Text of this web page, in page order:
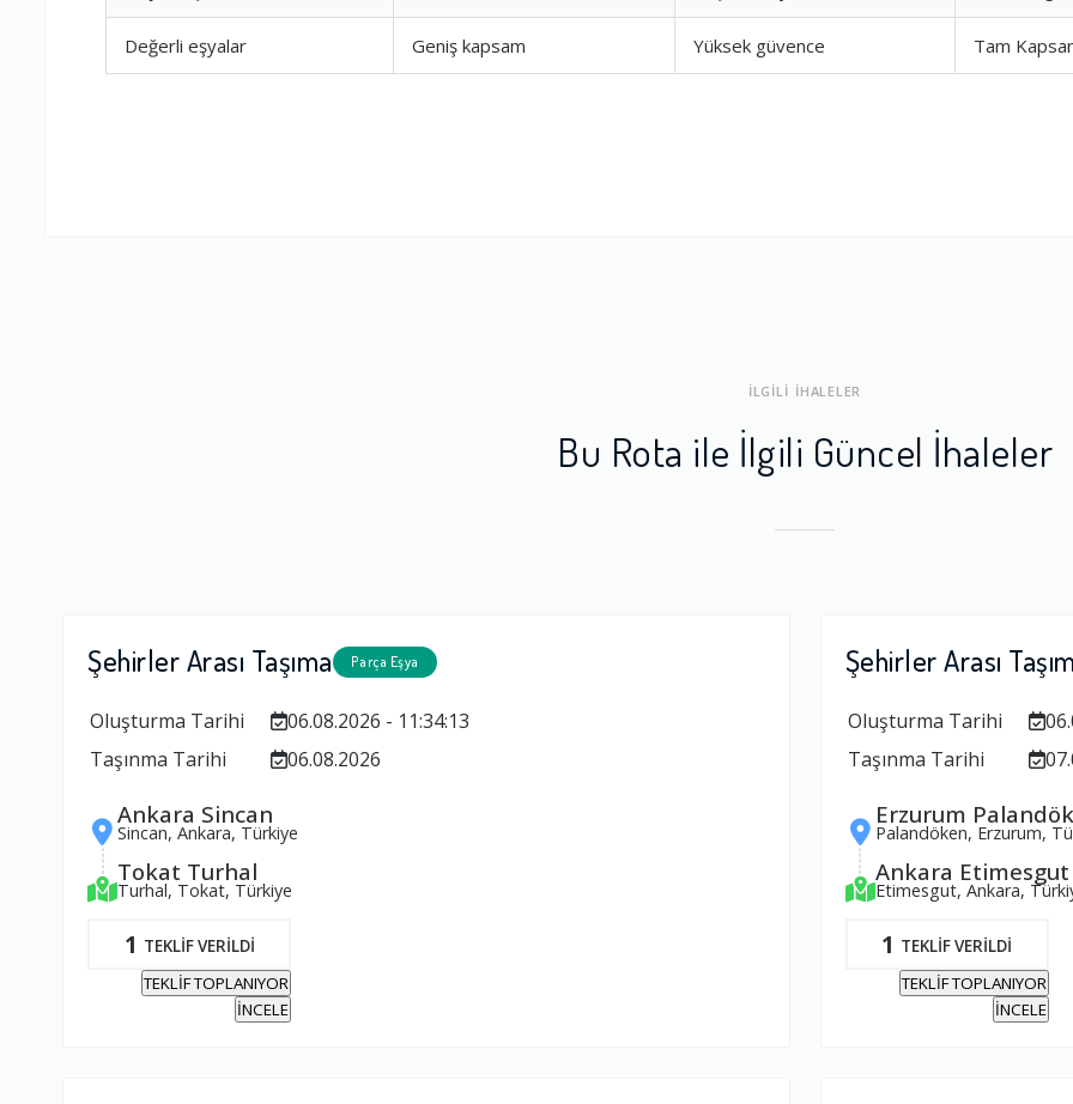
Değerli eşyalar Geniş kapsam Yüksek güvence Tam
İLGİLİ İHALELER
Bu Rota ile İlgili Güncel İhaleler
Şehirler Arası Taşıma Parça Eşya
Oluşturma Tarihi
06.08.2026 - 11:34:13
Taşınma Tarihi
06.08.2026
Ankara Sincan
Sincan, Ankara, Türkiye
Tokat Turhal
Turhal, Tokat, Türkiye
1 TEKLİF VERİLDİ
TEKLİF TOPLANIYOR
İNCELE
Şehirler Arası
Oluşturma Tarihi
Taşınma Tarihi
Erzurum
Palandöken, Erzurum,
Ankara Etimesgut
Etimesgut, Ankara,
1 TEKLİF VERİLDİ
TEKLİF TOPLANIYOR
İNCELE